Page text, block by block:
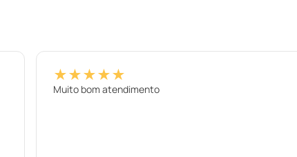
★★★★★
Muito bom atendimento